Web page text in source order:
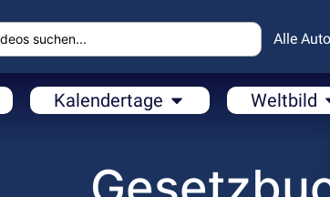
Alle
Kalendertage Weltbild